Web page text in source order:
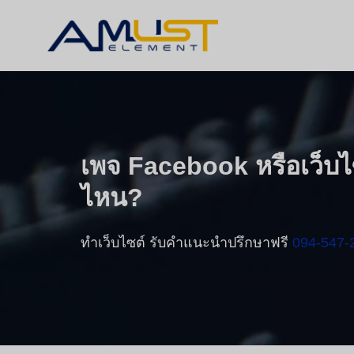
เพจ Facebook หรือเว็
ไหน?
ทำเว็บไซต์ รับคำแนะนำปรึกษาฟรี 094-547-